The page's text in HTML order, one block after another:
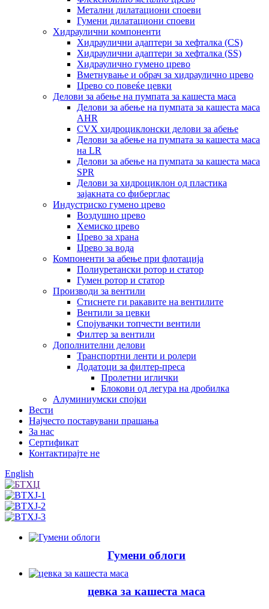
Метални дилатациони споеви
Гумени дилатациони споеви
Хидраулични компоненти
Хидраулични адаптери за хефталка (CS)
Хидраулични адаптери за хефталка (SS)
Хидраулично гумено црево
Вметнување и обрач за хидраулично црево
Црево со повеќе цевки
Делови за абење на пумпата за кашеста маса
Делови за абење на пумпата за кашеста маса
AHR
CVX хидроциклонски делови за абење
Делови за абење на пумпата за кашеста маса
на LR
Делови за абење на пумпата за кашеста маса
SPR
Делови за хидроциклон од пластика
зајакната со фиберглас
Индустриско гумено црево
Воздушно црево
Хемиско црево
Црево за храна
Црево за вода
Компоненти за абење при флотација
Полиуретански ротор и статор
Гумен ротор и статор
Производи за вентили
Стиснете ги ракавите на вентилите
Вентили за цевки
Спојувачки топчести вентили
Филтер за вентили
Дополнителни делови
Транспортни ленти и ролери
Додатоци за филтер-преса
Пролетни иглички
Блокови од легура на дробилка
Алуминиумски спојки
Вести
Најчесто поставувани прашања
За нас
Сертификат
Контактирајте не
English
Гумени облоги
цевка за кашеста маса